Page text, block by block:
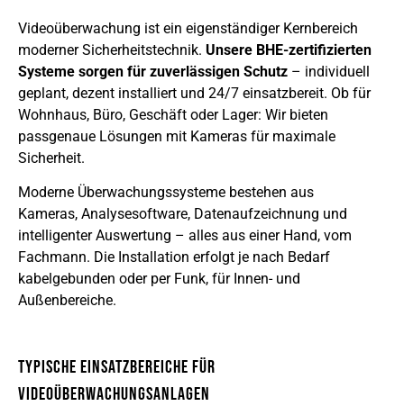
Videoüberwachung ist ein eigenständiger Kernbereich
moderner Sicherheitstechnik. Unsere BHE-zertifizierten
Systeme sorgen für zuverlässigen Schutz – individuell
geplant, dezent installiert und 24/7 einsatzbereit. Ob für
Wohnhaus, Büro, Geschäft oder Lager: Wir bieten
passgenaue Lösungen mit Kameras für maximale
Sicherheit.
Moderne Überwachungssysteme bestehen aus
Kameras, Analysesoftware, Datenaufzeichnung und
intelligenter Auswertung – alles aus einer Hand, vom
Fachmann. Die Installation erfolgt je nach Bedarf
kabelgebunden oder per Funk, für Innen- und
Außenbereiche.
Typische Einsatzbereiche für
Videoüberwachungsanlagen